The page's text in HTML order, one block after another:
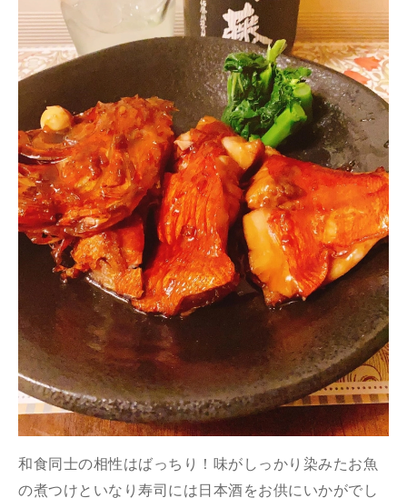
和食同士の相性はばっちり！味がしっかり染みたお魚
の煮つけといなり寿司には日本酒をお供にいかがでし